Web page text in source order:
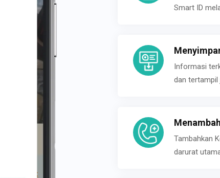
Smart ID
Informasi
dan tertampil
Tambahkan
darurat